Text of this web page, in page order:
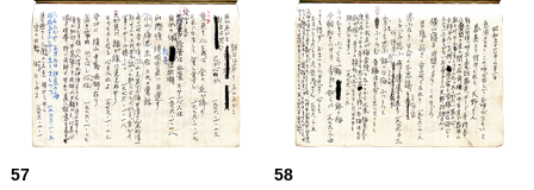
57 58